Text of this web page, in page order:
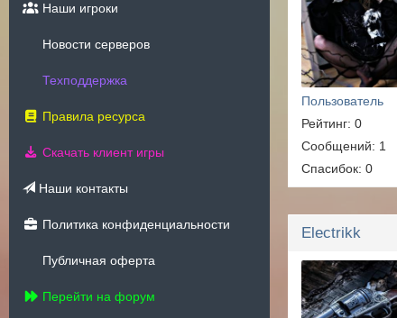
Наши игроки
Новости серверов
Техподдержка
Правила ресурса
Скачать клиент игры
Наши контакты
Политика конфиденциальности
Публичная оферта
Перейти на форум
Пользователь
Рейтинг: 0
Сообщений: 1
Спасибок: 0
Electrikk